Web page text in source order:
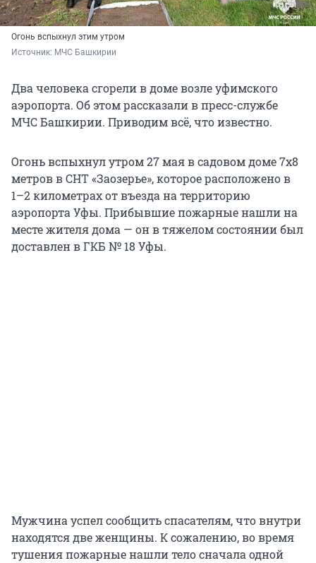
Огонь вспыхнул этим утром
Источник: МЧС Башкирии
Два человека сгорели в доме возле уфимского
аэропорта. Об этом рассказали в пресс-службе
МЧС Башкирии. Приводим всё, что известно.
Огонь вспыхнул утром 27 мая в садовом доме 7х8
метров в СНТ «Заозерье», которое расположено в
1–2 километрах от въезда на территорию
аэропорта Уфы. Прибывшие пожарные нашли на
месте жителя дома — он в тяжелом состоянии был
доставлен в ГКБ № 18 Уфы.
Мужчина успел сообщить спасателям, что внутри
находятся две женщины. К сожалению, во время
тушения пожарные нашли тело сначала одной